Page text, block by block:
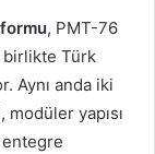
, PMT-76
birlikte Türk
Aynı anda iki
yapısı